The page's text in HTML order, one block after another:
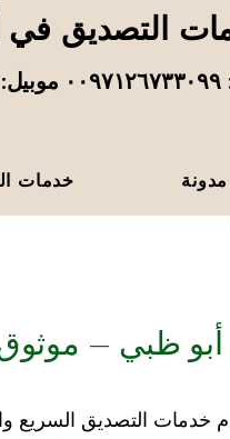
التصديق في
خدمات مدونة
ظبي – موثوق
التصديق السريع